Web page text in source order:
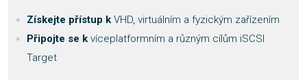
Získejte přístup k VHD, virtuálním a fyzickým zařízením
Připojte se k víceplatformním a různým cílům iSCSI
Target